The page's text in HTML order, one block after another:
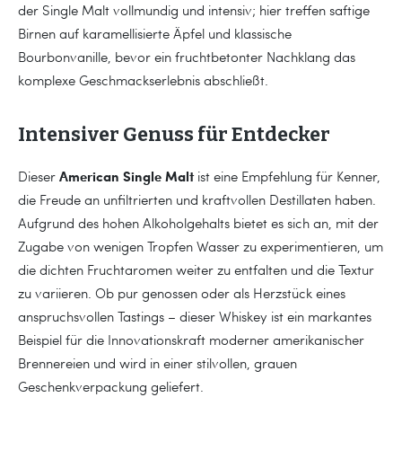
der Single Malt vollmundig und intensiv; hier treffen saftige
Birnen auf karamellisierte Äpfel und klassische
Bourbonvanille, bevor ein fruchtbetonter Nachklang das
komplexe Geschmackserlebnis abschließt.
Intensiver Genuss für Entdecker
Dieser American Single Maltist eine Empfehlung für Kenner,
die Freude an unfiltrierten und kraftvollen Destillaten haben.
Aufgrund des hohen Alkoholgehalts bietet es sich an, mit der
Zugabe von wenigen Tropfen Wasser zu experimentieren, um
die dichten Fruchtaromen weiter zu entfalten und die Textur
zu variieren. Ob pur genossen oder als Herzstück eines
anspruchsvollen Tastings – dieser Whiskey ist ein markantes
Beispiel für die Innovationskraft moderner amerikanischer
Brennereien und wird in einer stilvollen, grauen
Geschenkverpackung geliefert.